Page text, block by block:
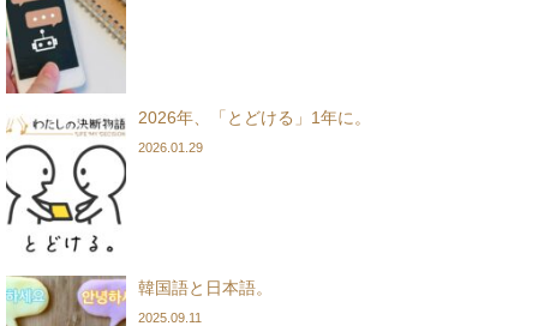
2026年、「とどける」1年に。
2026.01.29
韓国語と日本語。
2025.09.11